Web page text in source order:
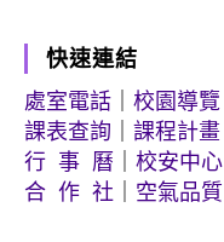
快速連結
處室電話
校園導覽
課表查詢
課程計畫
行 事 曆
校安中心
合 作 社
空氣品質